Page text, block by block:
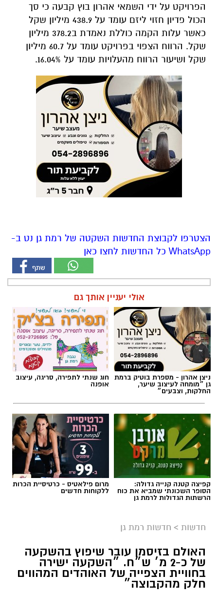
הפרויקט על ידי השמאי אהרון בוץ קבעה כי סך
הכול פדיון חזוי ליזם עומד על 438.9 מיליון שקל
כאשר עלות הקמה כוללת נאמדת ב378.2 מיליון
שקל. הרווח הצפוי בפרויקט עומד על 60.7 מיליון
שקל ושיעור הרווח מהעלויות עומד על 16.04%.
הצטרפו לקבוצת החדשות השקטה של רמת גן נט ב-
WhatsApp כל החדשות לחצו כאן
אולי יעניין אותך גם
ניצן אהרון - מספרת בוטיק ברמת
גן ״מומחה לעיצוב שיער,
החלקות, וצבעים״
חוג שנתי לתפירה, סריגה, עיצוב
אופנה
קפיצה קטנה קנייה גדולה:
הסופר השכונתי שמביא את כוח
הרשתות הגדולות לרמת גן
מרום פילאטיס - כרטיסיית הכרות
ללקוחות חדשים
חדשות > חדשות רמת גן
האולם בזיסמן עובר שיפוץ בהשקעה
של כ-2 מ׳ ש״ח. ״השקעה ישירה
בחוויית הצפייה של האוהדים המהווים
חלק מהקבוצה״